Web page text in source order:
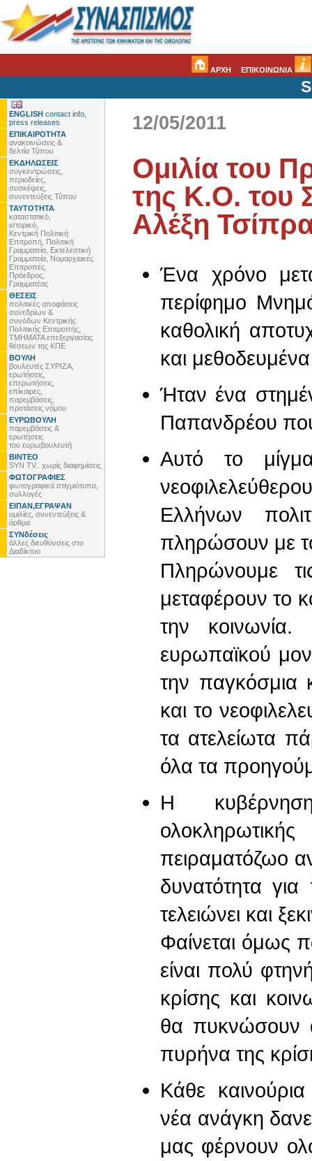
ΑΡΧΗ ΕΠΙΚΟΙΝΩΝΙΑ
ENGLISH contact info,
press releases
ΕΠΙΚΑΙΡΟΤΗΤΑ
ανακοινώσεις &
δελτία Τύπου
ΕΚΔΗΛΩΣΕΙΣ
συγκεντρώσεις,
περιοδείες,
συσκέψεις,
συνεντεύξεις Τύπου
ΤΑΥΤΟΤΗΤΑ
καταστατικό,
ιστορικό,
Κεντρική Πολιτική
Επιτροπή, Πολιτική
Γραμματεία, Εκτελεστική
Γραμματεία, Νομαρχιακές
Επιτροπές,
Πρόεδρος,
Γραμματέας
ΘΕΣΕΙΣ
πολιτικές αποφάσεις
συνεδρίων &
συνόδων Κεντρικής
Πολιτικής Επιτροπής,
ΤΜΗΜΑΤΑ επεξεργασίας
θέσεων της ΚΠΕ
ΒΟΥΛΗ
βουλευτές ΣΥΡΙΖΑ,
ερωτήσεις,
επερωτήσεις,
επίκαιρες,
παρεμβάσεις,
προτάσεις νόμου
ΕΥΡΩΒΟΥΛΗ
παρεμβάσεις &
ερωτήσεις
του ευρωβουλευτή
ΒΙΝΤΕΟ
SYN TV.. χωρίς διαφημίσεις
ΦΩΤΟΓΡΑΦΙΕΣ
φωτογραφικά στιγμιότυπα,
συλλογές
ΕΙΠΑΝ,ΕΓΡΑΨΑΝ
ομιλίες, συνεντεύξεις &
άρθρα
ΣΥΝδέσεις
άλλες διευθύνσεις στο
Διαδίκτυο
12/05/2011
Ομιλία του
της Κ.Ο. του
Αλέξη
Ένα χρόνο
περίφημο
καθολική
και
Ήταν ένα
Παπανδρέου
Αυτό το
Ελλήνων
πληρώσουν με
Πληρώνουμε
μεταφέρουν το
την
ευρωπαϊκού
την παγκόσμια
και το
τα ατελείωτα
όλα τα
Η κυβέρνηση
πειραματόζωο
δυνατότητα για
τελειώνει και
Φαίνεται όμως
είναι πολύ
κρίσης και
θα πυκνώσουν
πυρήνα της
Κάθε
νέα ανάγκη
μας φέρνουν